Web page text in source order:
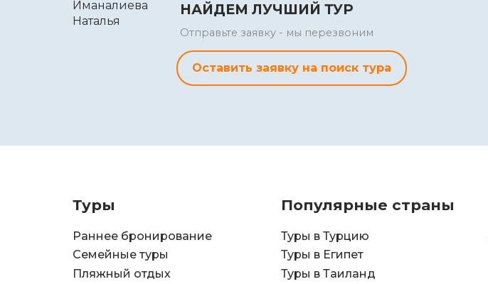
НАЙДЕМ ЛУЧШИЙ ТУР
Отправьте заявку - мы перезвоним
Оставить заявку на поиск тура
Туры
Раннее бронирование
Семейные туры
Пляжный отдых
Популярные страны
Туры в Турцию
Туры в Египет
Туры в Таиланд